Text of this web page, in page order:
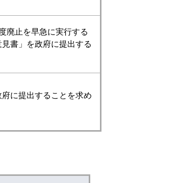
廃止を早急に実行する
書」を政府に提出する
に提出することを求め